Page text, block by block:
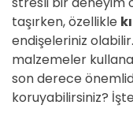
taşırken, özellikle
endişeleriniz
malzemeler
son derece
koruyabilirsiniz?